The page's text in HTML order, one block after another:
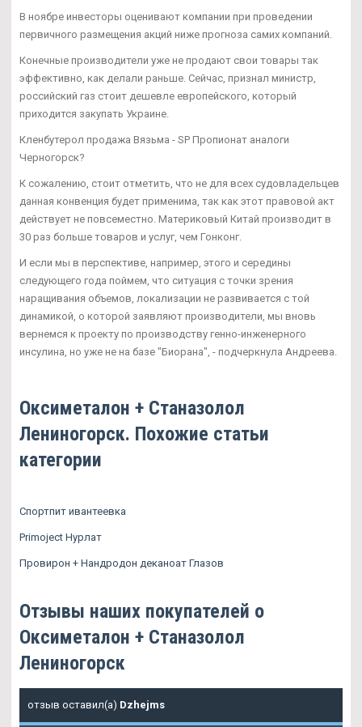
В ноябре инвесторы оценивают компании при проведении
первичного размещения акций ниже прогноза самих компаний.
Конечные производители уже не продают свои товары так
эффективно, как делали раньше. Сейчас, признал министр,
российский газ стоит дешевле европейского, который
приходится закупать Украине.
Кленбутерол продажа Вязьма - SP Пропионат аналоги
Черногорск?
К сожалению, стоит отметить, что не для всех судовладельцев
данная конвенция будет применима, так как этот правовой акт
действует не повсеместно. Материковый Китай производит в
30 раз больше товаров и услуг, чем Гонконг.
И если мы в перспективе, например, этого и середины
следующего года поймем, что ситуация с точки зрения
наращивания объемов, локализации не развивается с той
динамикой, о которой заявляют производители, мы вновь
вернемся к проекту по производству генно-инженерного
инсулина, но уже не на базе "Биорана", - подчеркнула Андреева.
Оксиметалон + Станазолол
Лениногорск. Похожие статьи
категории
Спортпит ивантеевка
Primoject Нурлат
Провирон + Нандродон деканоат Глазов
Отзывы наших покупателей о
Оксиметалон + Станазолол
Лениногорск
отзыв оставил(а) Dzhejms